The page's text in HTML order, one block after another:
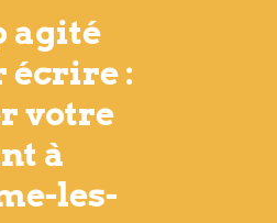
agité
écrire :
votre
à
les-